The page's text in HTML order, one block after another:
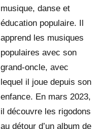
musique, danse et
éducation populaire. Il
apprend les musiques
populaires avec son
grand-oncle, avec
lequel il joue depuis son
enfance. En mars 2023,
il découvre les rigodons
au détour d’un album de